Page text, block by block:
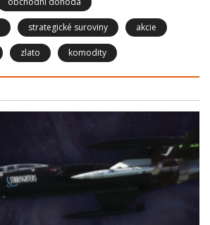
strategické suroviny akcie
zlato komodity